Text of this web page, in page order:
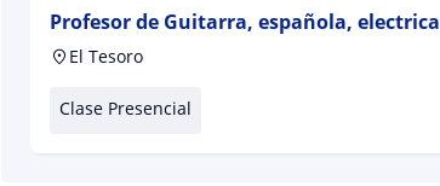
Profesor de Guitarra, española, electrica
El Tesoro
Clase Presencial